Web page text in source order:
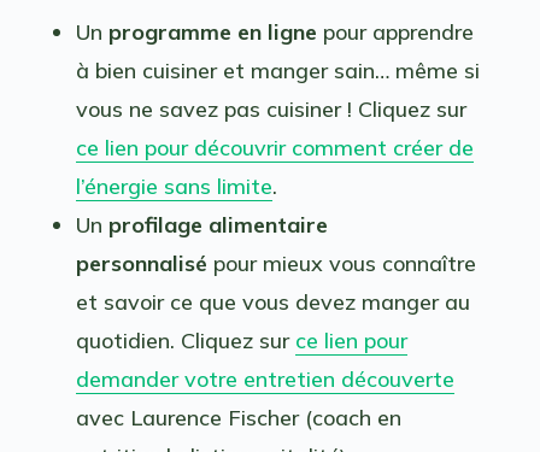
Un programme en ligne pour apprendre
à bien cuisiner et manger sain… même si
vous ne savez pas cuisiner ! Cliquez sur
ce lien pour découvrir comment créer de
l’énergie sans limite.
Un profilage alimentaire
personnalisé pour mieux vous connaître
et savoir ce que vous devez manger au
quotidien. Cliquez sur ce lien pour
demander votre entretien découverte
avec Laurence Fischer (coach en